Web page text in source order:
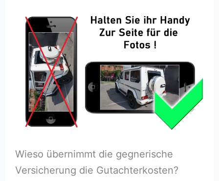
Wieso übernimmt die gegnerische
Versicherung die Gutachterkosten?